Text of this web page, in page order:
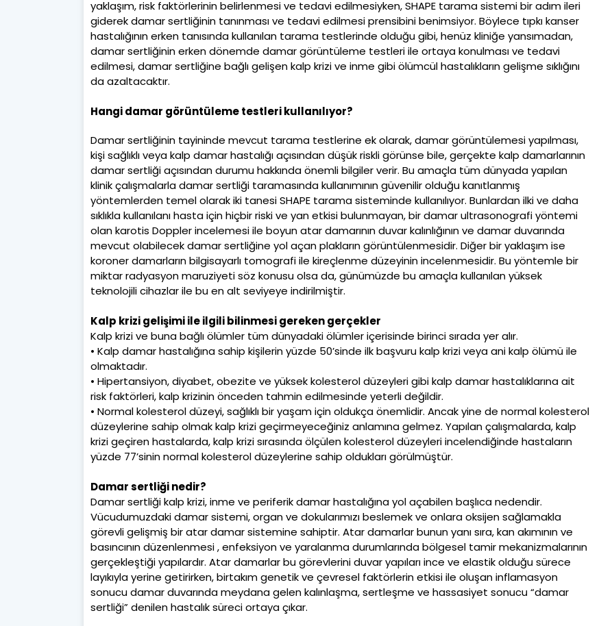
yaklaşım, risk faktörlerinin belirlenmesi ve tedavi edilmesiyken, SHAPE tarama sistemi bir adım ileri
giderek damar sertliğinin tanınması ve tedavi edilmesi prensibini benimsiyor. Böylece tıpkı kanser
hastalığının erken tanısında kullanılan tarama testlerinde olduğu gibi, henüz kliniğe yansımadan,
damar sertliğinin erken dönemde damar görüntüleme testleri ile ortaya konulması ve tedavi
edilmesi, damar sertliğine bağlı gelişen kalp krizi ve inme gibi ölümcül hastalıkların gelişme sıklığını
da azaltacaktır.
Hangi damar görüntüleme testleri kullanılıyor?
Damar sertliğinin tayininde mevcut tarama testlerine ek olarak, damar görüntülemesi yapılması,
kişi sağlıklı veya kalp damar hastalığı açısından düşük riskli görünse bile, gerçekte kalp damarlarının
damar sertliği açısından durumu hakkında önemli bilgiler verir. Bu amaçla tüm dünyada yapılan
klinik çalışmalarla damar sertliği taramasında kullanımının güvenilir olduğu kanıtlanmış
yöntemlerden temel olarak iki tanesi SHAPE tarama sisteminde kullanılıyor. Bunlardan ilki ve daha
sıklıkla kullanılanı hasta için hiçbir riski ve yan etkisi bulunmayan, bir damar ultrasonografi yöntemi
olan karotis Doppler incelemesi ile boyun atar damarının duvar kalınlığının ve damar duvarında
mevcut olabilecek damar sertliğine yol açan plakların görüntülenmesidir. Diğer bir yaklaşım ise
koroner damarların bilgisayarlı tomografi ile kireçlenme düzeyinin incelenmesidir. Bu yöntemle bir
miktar radyasyon maruziyeti söz konusu olsa da, günümüzde bu amaçla kullanılan yüksek
teknolojili cihazlar ile bu en alt seviyeye indirilmiştir.
Kalp krizi gelişimi ile ilgili bilinmesi gereken gerçekler
Kalp krizi ve buna bağlı ölümler tüm dünyadaki ölümler içerisinde birinci sırada yer alır.
• Kalp damar hastalığına sahip kişilerin yüzde 50’sinde ilk başvuru kalp krizi veya ani kalp ölümü ile
olmaktadır.
• Hipertansiyon, diyabet, obezite ve yüksek kolesterol düzeyleri gibi kalp damar hastalıklarına ait
risk faktörleri, kalp krizinin önceden tahmin edilmesinde yeterli değildir.
• Normal kolesterol düzeyi, sağlıklı bir yaşam için oldukça önemlidir. Ancak yine de normal kolesterol
düzeylerine sahip olmak kalp krizi geçirmeyeceğiniz anlamına gelmez. Yapılan çalışmalarda, kalp
krizi geçiren hastalarda, kalp krizi sırasında ölçülen kolesterol düzeyleri incelendiğinde hastaların
yüzde 77’sinin normal kolesterol düzeylerine sahip oldukları görülmüştür.
Damar sertliği nedir?
Damar sertliği kalp krizi, inme ve periferik damar hastalığına yol açabilen başlıca nedendir.
Vücudumuzdaki damar sistemi, organ ve dokularımızı beslemek ve onlara oksijen sağlamakla
görevli gelişmiş bir atar damar sistemine sahiptir. Atar damarlar bunun yanı sıra, kan akımının ve
basıncının düzenlenmesi , enfeksiyon ve yaralanma durumlarında bölgesel tamir mekanizmalarının
gerçekleştiği yapılardır. Atar damarlar bu görevlerini duvar yapıları ince ve elastik olduğu sürece
layıkıyla yerine getirirken, birtakım genetik ve çevresel faktörlerin etkisi ile oluşan inflamasyon
sonucu damar duvarında meydana gelen kalınlaşma, sertleşme ve hassasiyet sonucu “damar
sertliği” denilen hastalık süreci ortaya çıkar.